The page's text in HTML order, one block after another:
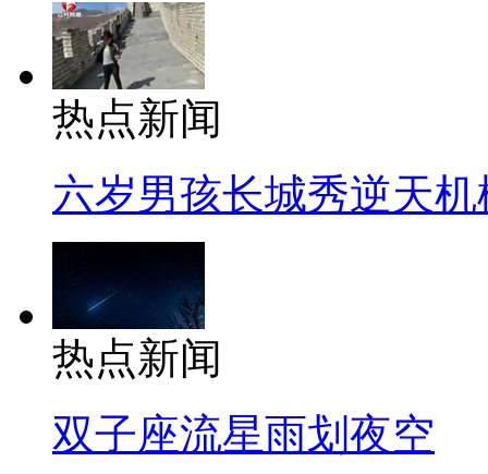
热点新闻
六岁男孩长城秀逆天机
热点新闻
双子座流星雨划夜空